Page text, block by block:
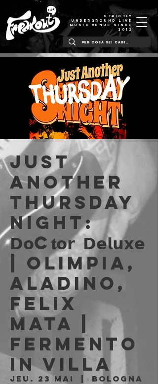
STRICTLY
UNDERGROUND LIVE
MUSIC VENUE SINCE
2012
Just
Another
Thursday
Night:
𝗗𝗼c𝐭𝗼𝗿 𝗗𝗲𝗹𝘂𝘅𝗲
| Olimpia,
Aladino,
Felix
Mata |
Fermento
in Villa
jeu. 23 mai
  |
Bologna